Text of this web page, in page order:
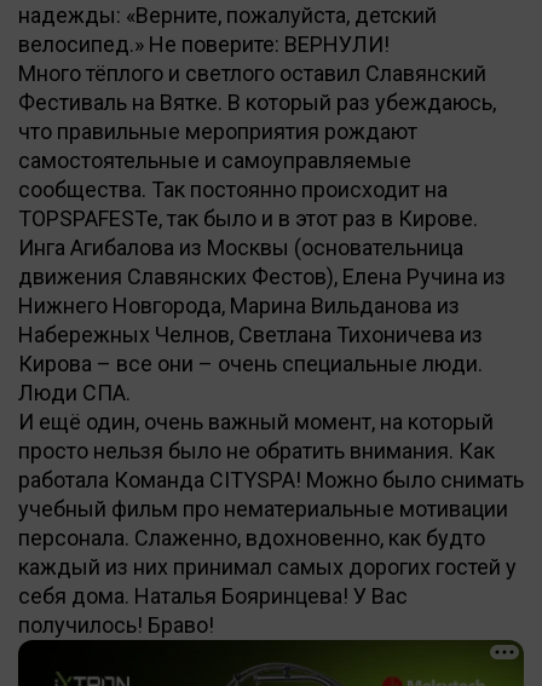
надежды: «Верните, пожалуйста, детский
велосипед.» Не поверите: ВЕРНУЛИ!
Много тёплого и светлого оставил Славянский
Фестиваль на Вятке. В который раз убеждаюсь,
что правильные мероприятия рождают
самостоятельные и самоуправляемые
сообщества. Так постоянно происходит на
TOPSPAFESTe, так было и в этот раз в Кирове.
Инга Агибалова из Москвы (основательница
движения Славянских Фестов), Елена Ручина из
Нижнего Новгорода, Марина Вильданова из
Набережных Челнов, Светлана Тихоничева из
Кирова – все они – очень специальные люди.
Люди СПА.
И ещё один, очень важный момент, на который
просто нельзя было не обратить внимания. Как
работала Команда CITYSPA! Можно было снимать
учебный фильм про нематериальные мотивации
персонала. Слаженно, вдохновенно, как будто
каждый из них принимал самых дорогих гостей у
себя дома. Наталья Бояринцева! У Вас
получилось! Браво!